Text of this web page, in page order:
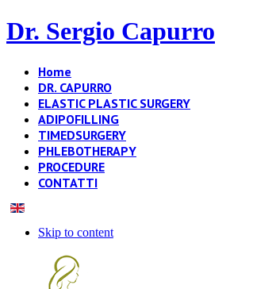
Dr. Sergio Capurro
Home
DR. CAPURRO
ELASTIC PLASTIC SURGERY
ADIPOFILLING
TIMEDSURGERY
PHLEBOTHERAPY
PROCEDURE
CONTATTI
Skip to content